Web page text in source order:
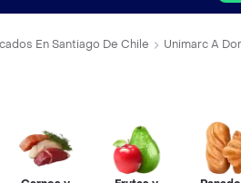
En Santiago De Chile Unimarc A